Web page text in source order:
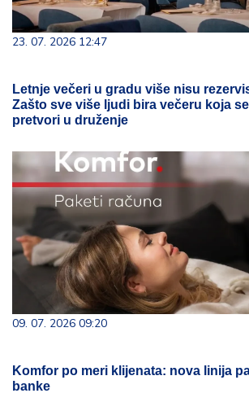
23. 07. 2026 12:47
Letnje večeri u gradu više nisu
Zašto sve više ljudi bira večeru koja
pretvori u druženje
09. 07. 2026 09:20
Komfor po meri klijenata: nova linija
banke